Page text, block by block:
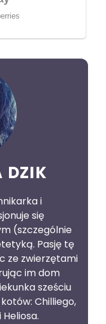
DZIK
i
się
(szczególnie
Pasję tę
ze zwierzętami
im dom
sześciu
Chilliego,